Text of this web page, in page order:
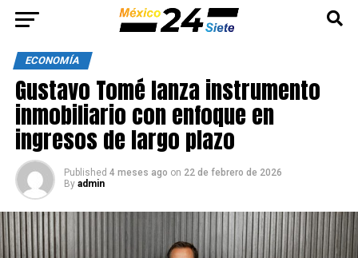
ECONOMÍA
Gustavo Tomé lanza instrumento
inmobiliario con enfoque en
ingresos de largo plazo
Published 4 meses ago on 22 de febrero de 2026
By admin